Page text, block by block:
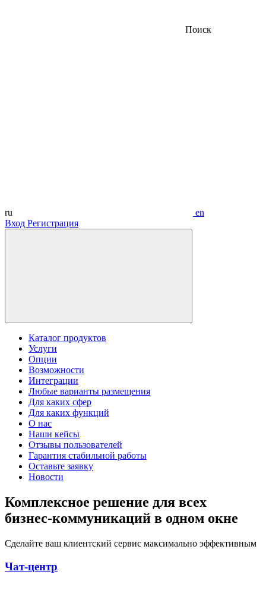
Поиск
ru
en
Вход Регистрация
Каталог продуктов
Услуги
Опции
Возможности
Интеграции
Любые варианты размещения
Для каких сфер
Для каких функций
О нас
Наши кейсы
Отзывы пользователей
Гарантия стабильной работы
Оставьте заявку
Новости
Комплексное решение для всех
бизнес-коммуникаций в одном окне
Сделайте ваш клиентский сервис максимально эффективным
Чат-центр